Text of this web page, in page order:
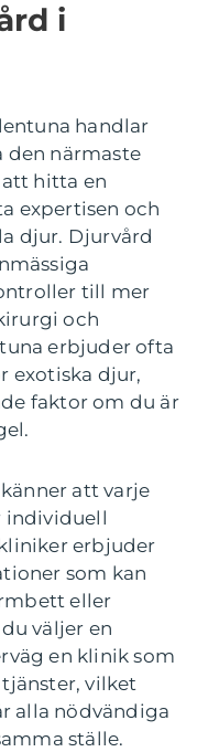
i
handlar
den närmaste
hitta en
expertisen och
djur. Djurvård
till mer
och
erbjuder ofta
exotiska djur,
faktor om du är
att varje
individuell
erbjuder
som kan
eller
väljer en
en klinik som
vilket
alla nödvändiga
ställe.